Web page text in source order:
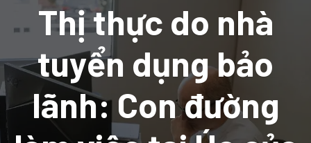
Thị thực do nhà
tuyển dụng bảo
lãnh: Con đường